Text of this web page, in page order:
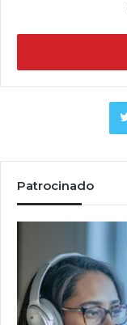
Patrocinado